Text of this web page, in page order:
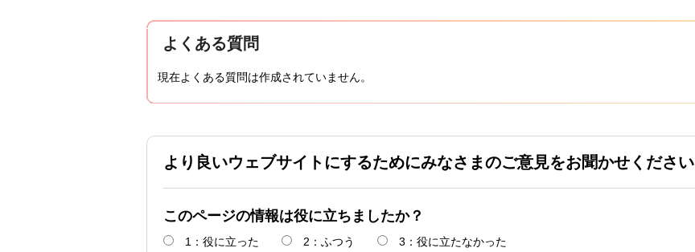
よくある質問
現在よくある質問は作成されていません。
より良いウェブサイトにするためにみなさまのご意見をお聞かせください
このページの情報は役に立ちましたか？
1：役に立った 2：ふつう 3：役に立たなかった